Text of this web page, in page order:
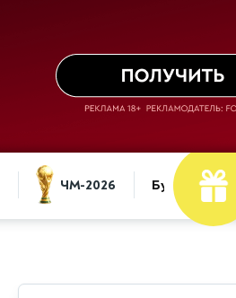
ЧМ-2026 Букмекеры